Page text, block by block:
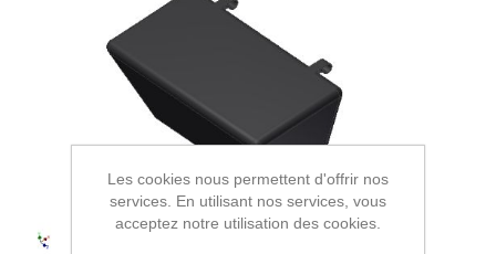
Les cookies nous permettent d'offrir nos
services. En utilisant nos services, vous
acceptez notre utilisation des cookies.